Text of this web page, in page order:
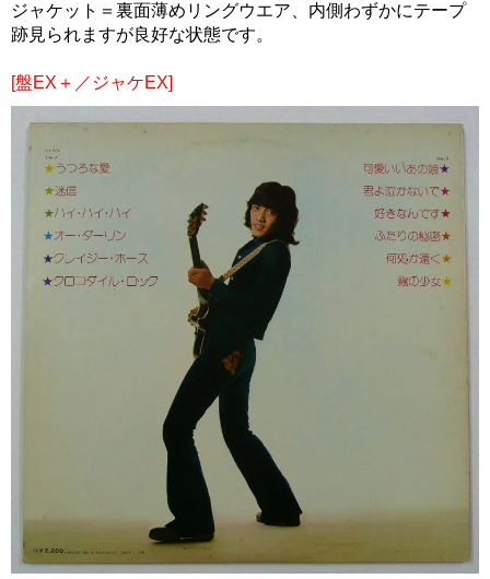
ジャケット＝裏面薄めリングウエア、内側わずかにテープ
跡見られますが良好な状態です。
[盤EX＋／ジャケEX]